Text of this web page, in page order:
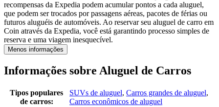
recompensas da Expedia podem acumular pontos a cada aluguel,
que podem ser trocados por passagens aéreas, pacotes de férias ou
futuros aluguéis de automóveis. Ao reservar seu aluguel de carro em
Coin através da Expedia, você está garantindo processo simples de
reserva e uma viagem inesquecível.
Menos informações
Informações sobre Aluguel de Carros
Tipos populares
de carros:
SUVs de aluguel, Carros grandes de aluguel,
Carros econômicos de aluguel